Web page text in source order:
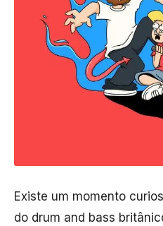
Existe um momento
do drum and bass